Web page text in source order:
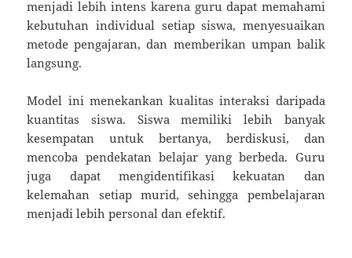
menjadi lebih intens karena guru dapat memahami
kebutuhan individual setiap siswa, menyesuaikan
metode pengajaran, dan memberikan umpan balik
langsung.
Model ini menekankan kualitas interaksi daripada
kuantitas siswa. Siswa memiliki lebih banyak
kesempatan untuk bertanya, berdiskusi, dan
mencoba pendekatan belajar yang berbeda. Guru
juga dapat mengidentifikasi kekuatan dan
kelemahan setiap murid, sehingga pembelajaran
menjadi lebih personal dan efektif.